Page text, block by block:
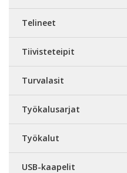
Telineet
Tiivisteteipit
Turvalasit
Työkalusarjat
Työkalut
USB-kaapelit